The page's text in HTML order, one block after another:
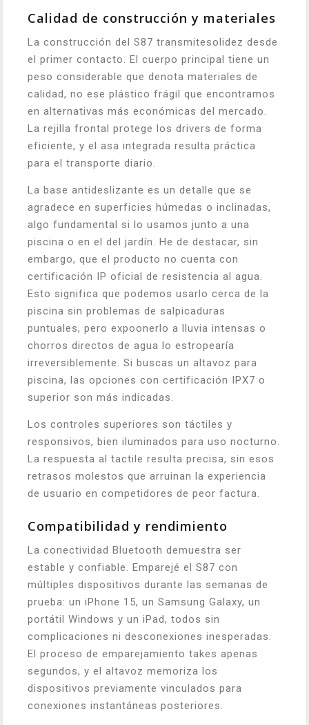
Calidad de construcción y materiales
La construcción del S87 transmitesolidez desde
el primer contacto. El cuerpo principal tiene un
peso considerable que denota materiales de
calidad, no ese plástico frágil que encontramos
en alternativas más económicas del mercado.
La rejilla frontal protege los drivers de forma
eficiente, y el asa integrada resulta práctica
para el transporte diario.
La base antideslizante es un detalle que se
agradece en superficies húmedas o inclinadas,
algo fundamental si lo usamos junto a una
piscina o en el del jardín. He de destacar, sin
embargo, que el producto no cuenta con
certificación IP oficial de resistencia al agua.
Esto significa que podemos usarlo cerca de la
piscina sin problemas de salpicaduras
puntuales, pero expoonerlo a lluvia intensas o
chorros directos de agua lo estropearía
irreversiblemente. Si buscas un altavoz para
piscina, las opciones con certificación IPX7 o
superior son más indicadas.
Los controles superiores son táctiles y
responsivos, bien iluminados para uso nocturno.
La respuesta al tactile resulta precisa, sin esos
retrasos molestos que arruinan la experiencia
de usuario en competidores de peor factura.
Compatibilidad y rendimiento
La conectividad Bluetooth demuestra ser
estable y confiable. Emparejé el S87 con
múltiples dispositivos durante las semanas de
prueba: un iPhone 15, un Samsung Galaxy, un
portátil Windows y un iPad, todos sin
complicaciones ni desconexiones inesperadas.
El proceso de emparejamiento takes apenas
segundos, y el altavoz memoriza los
dispositivos previamente vinculados para
conexiones instantáneas posteriores.